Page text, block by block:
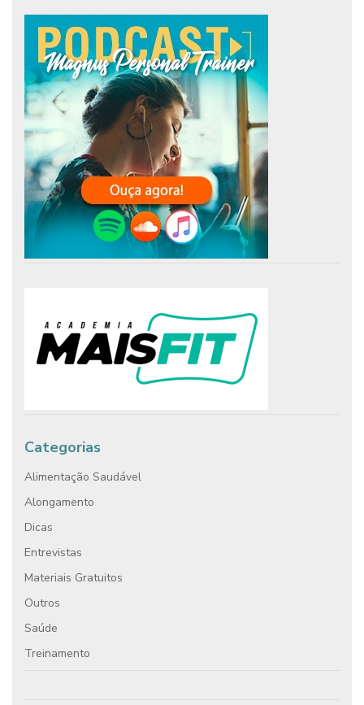
Categorias
Alimentação Saudável
Alongamento
Dicas
Entrevistas
Materiais Gratuitos
Outros
Saúde
Treinamento